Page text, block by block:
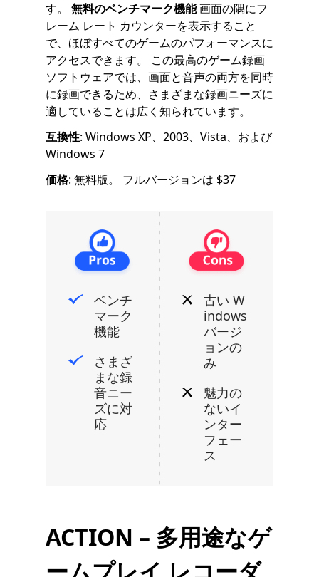
す。 無料のベンチマーク機能画面の隅にフ
レーム レート カウンターを表示すること
で、ほぼすべてのゲームのパフォーマンスに
アクセスできます。 この最高のゲーム録画
ソフトウェアでは、画面と音声の両方を同時
に録画できるため、さまざまな録画ニーズに
適していることは広く知られています。
互換性: Windows XP、2003、Vista、および
Windows 7
価格: 無料版。 フルバージョンは $37
ベンチ
マーク
機能
さまざ
まな録
音ニー
ズに対
応
古い W​​
indows
バージ
ョンの
み
魅力の
ないイ
ンター
フェー
ス
ACTION – 多用途なゲ